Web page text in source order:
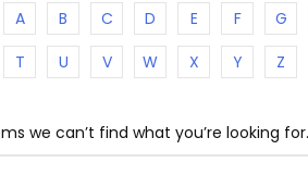
A B C D E F G
T U V W X Y Z
we can’t find what you’re looking